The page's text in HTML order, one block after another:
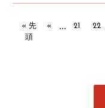
« 先
頭
« ... 21 22